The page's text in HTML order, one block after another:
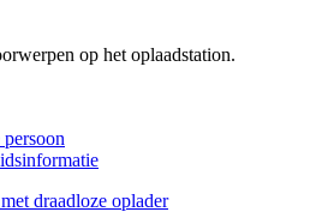
op het oplaadstation.
draadloze oplader